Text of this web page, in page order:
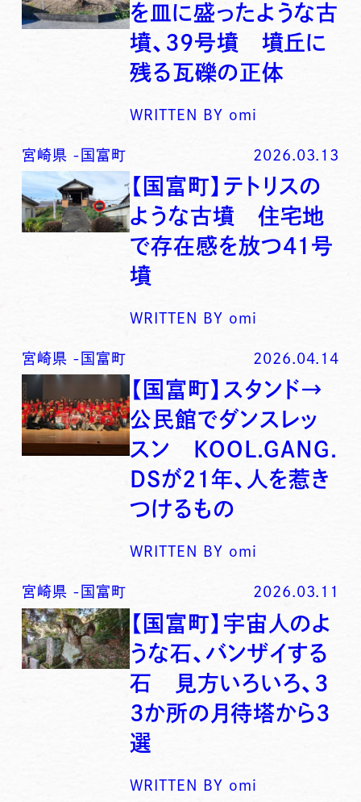
を皿に盛ったような古
墳、39号墳 墳丘に
残る瓦礫の正体
WRITTEN BY omi
宮崎県 - 国富町 2026.03.13
【国富町】テトリスの
ような古墳 住宅地
で存在感を放つ41号
墳
WRITTEN BY omi
宮崎県 - 国富町 2026.04.14
【国富町】スタンド→
公民館でダンスレッ
スン KOOL.GANG.
DSが21年、人を惹き
つけるもの
WRITTEN BY omi
宮崎県 - 国富町 2026.03.11
【国富町】宇宙人のよ
うな石、バンザイする
石 見方いろいろ、3
3か所の月待塔から3
選
WRITTEN BY omi